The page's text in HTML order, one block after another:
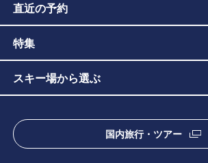
直近の予約
特集
スキー場から選ぶ
国内旅行・ツアー